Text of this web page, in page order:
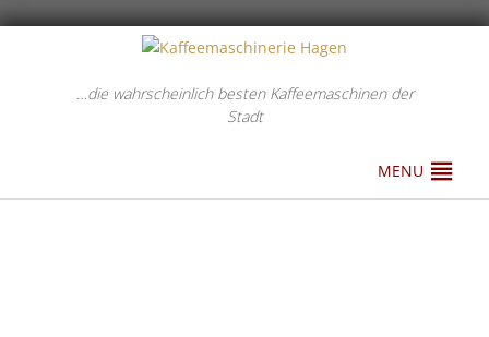
…die wahrscheinlich besten Kaffeemaschinen der
Stadt
MENU